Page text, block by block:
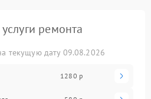
ремонта
текущую дату 09.08.2026
1280 р